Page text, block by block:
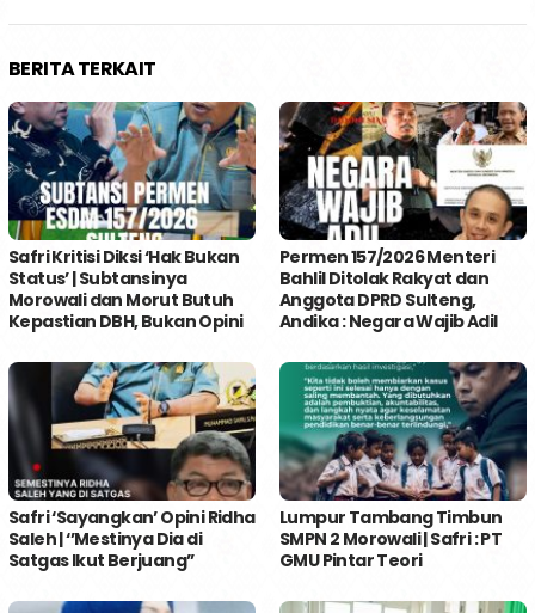
BERITA TERKAIT
Safri Kritisi Diksi ‘Hak Bukan
Status’ | Subtansinya
Morowali dan Morut Butuh
Kepastian DBH, Bukan Opini
Permen 157/2026 Menteri
Bahlil Ditolak Rakyat dan
Anggota DPRD Sulteng,
Andika : Negara Wajib Adil
Safri ‘Sayangkan’ Opini Ridha
Saleh | ‘’Mestinya Dia di
Satgas Ikut Berjuang’’
Lumpur Tambang Timbun
SMPN 2 Morowali | Safri : PT
GMU Pintar Teori